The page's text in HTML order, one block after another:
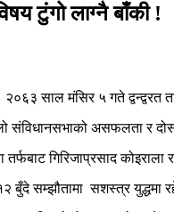
टुंगो लाग्नै बाँकी !
साल मंसिर ५ गते
संविधानसभाको असफलता र
गिरिजाप्रसाद कोइराला
बुँदे सम्झौतामा सशस्त्र